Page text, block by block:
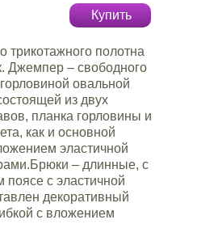
Купить
трикотажного полотна
Джемпер – свободного
овальной
из двух
планка горловины и
как и основной
эластичной
– длинные, с
с эластичной
декоративный
с вложением